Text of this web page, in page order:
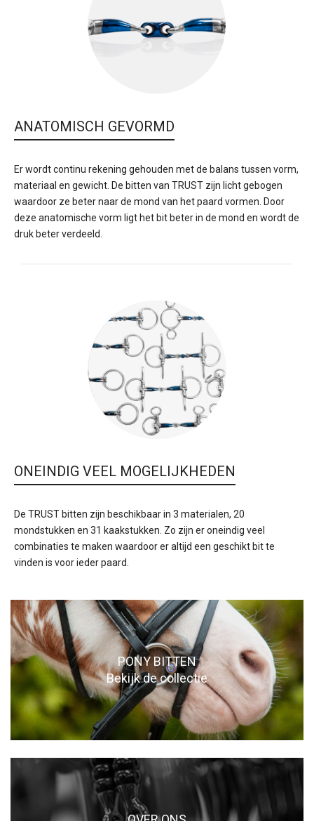
ANATOMISCH GEVORMD
Er wordt continu rekening gehouden met de balans tussen vorm,
materiaal en gewicht. De bitten van TRUST zijn licht gebogen
waardoor ze beter naar de mond van het paard vormen. Door
deze anatomische vorm ligt het bit beter in de mond en wordt de
druk beter verdeeld.
ONEINDIG VEEL MOGELIJKHEDEN
De TRUST bitten zijn beschikbaar in 3 materialen, 20
mondstukken en 31 kaakstukken. Zo zijn er oneindig veel
combinaties te maken waardoor er altijd een geschikt bit te
vinden is voor ieder paard.
PONY BITTEN
Bekijk de collectie